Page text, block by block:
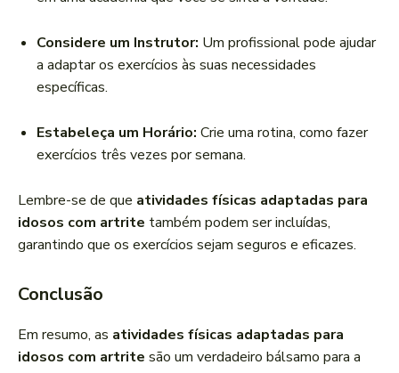
Considere um Instrutor: Um profissional pode ajudar
a adaptar os exercícios às suas necessidades
específicas.
Estabeleça um Horário: Crie uma rotina, como fazer
exercícios três vezes por semana.
Lembre-se de que atividades físicas adaptadas para
idosos com artrite também podem ser incluídas,
garantindo que os exercícios sejam seguros e eficazes.
Conclusão
Em resumo, as atividades físicas adaptadas para
idosos com artrite são um verdadeiro bálsamo para a